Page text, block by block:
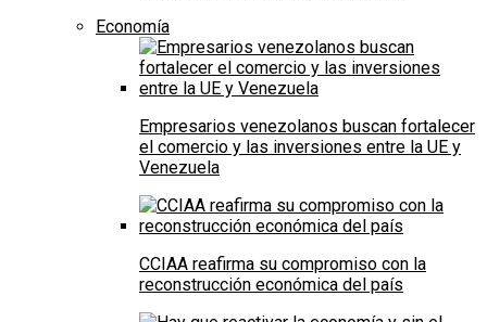
Economía
Empresarios venezolanos buscan fortalecer
el comercio y las inversiones entre la UE y
Venezuela
CCIAA reafirma su compromiso con la
reconstrucción económica del país